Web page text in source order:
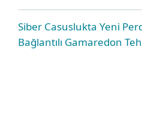
Siber Casuslukta Yeni
Bağlantılı Gamaredon